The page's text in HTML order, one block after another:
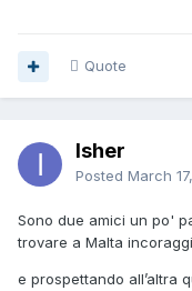
Quote
Isher
Posted March
Sono due amici un po'
trovare a Malta
e prospettando all’altra